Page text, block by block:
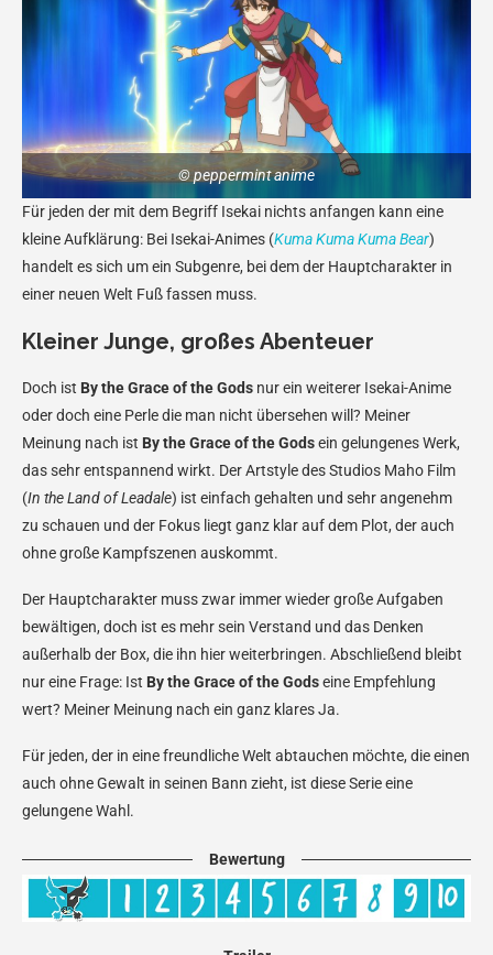
© peppermint anime
Für jeden der mit dem Begriff Isekai nichts anfangen kann eine
kleine Aufklärung: Bei Isekai-Animes (Kuma Kuma Kuma Bear)
handelt es sich um ein Subgenre, bei dem der Hauptcharakter in
einer neuen Welt Fuß fassen muss.
Kleiner Junge, großes Abenteuer
Doch ist By the Grace of the Gods nur ein weiterer Isekai-Anime
oder doch eine Perle die man nicht übersehen will? Meiner
Meinung nach ist By the Grace of the Godsein gelungenes Werk,
das sehr entspannend wirkt. Der Artstyle des Studios Maho Film
(In the Land of Leadale) ist einfach gehalten und sehr angenehm
zu schauen und der Fokus liegt ganz klar auf dem Plot, der auch
ohne große Kampfszenen auskommt.
Der Hauptcharakter muss zwar immer wieder große Aufgaben
bewältigen, doch ist es mehr sein Verstand und das Denken
außerhalb der Box, die ihn hier weiterbringen. Abschließend bleibt
nur eine Frage: Ist By the Grace of the Godseine Empfehlung
wert? Meiner Meinung nach ein ganz klares Ja.
Für jeden, der in eine freundliche Welt abtauchen möchte, die einen
auch ohne Gewalt in seinen Bann zieht, ist diese Serie eine
gelungene Wahl.
Bewertung